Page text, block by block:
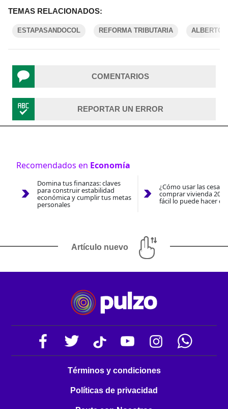
TEMAS RELACIONADOS:
ESTAPASANDOCOL REFORMA TRIBUTARIA ALBERTO
COMENTARIOS
REPORTAR UN ERROR
Recomendados en Economía
Domina tus finanzas: claves
para construir estabilidad
económica y cumplir tus metas
personales
¿Cómo usar las
comprar vivienda
fácil lo puede hacer
Artículo nuevo
Términos y condiciones
Políticas de privacidad